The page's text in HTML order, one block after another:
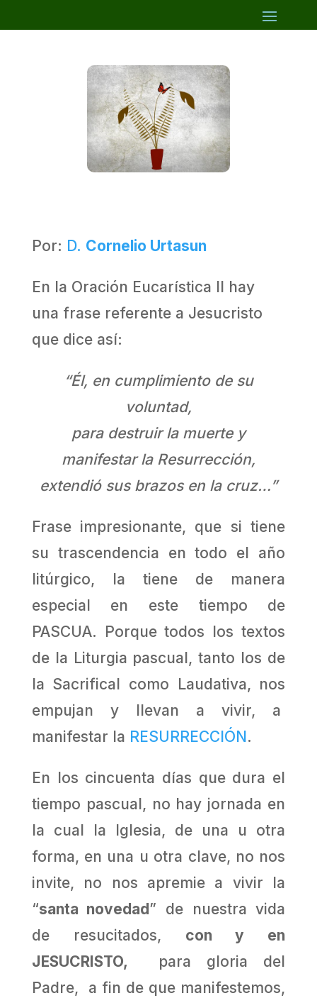
Por: D. Cornelio Urtasun
En la Oración Eucarística II hay
una frase referente a Jesucristo
que dice así:
“Él, en cumplimiento de su
voluntad,
para destruir la muerte y
manifestar la Resurrección,
extendió sus brazos en la cruz…”
Frase impresionante, que si tiene
su trascendencia en todo el año
litúrgico, la tiene de manera
especial en este tiempo de
PASCUA. Porque todos los textos
de la Liturgia pascual, tanto los de
la Sacrifical como Laudativa, nos
empujan y llevan a vivir, a
manifestar la RESURRECCIÓN.
En los cincuenta días que dura el
tiempo pascual, no hay jornada en
la cual la Iglesia, de una u otra
forma, en una u otra clave, no nos
invite, no nos apremie a vivir la
“santa novedad” de nuestra vida
de resucitados, con y en
JESUCRISTO,
para gloria del
Padre, a fin de que manifestemos,